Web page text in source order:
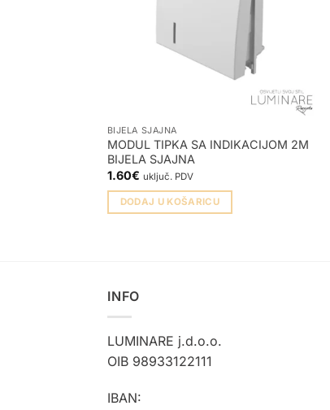
BIJELA SJAJNA
MODUL TIPKA SA INDIKACIJOM 2M
BIJELA SJAJNA
1.60€ uključ. PDV
DODAJ U KOŠARICU
INFO
LUMINARE j.d.o.o.
OIB 98933122111
IBAN: